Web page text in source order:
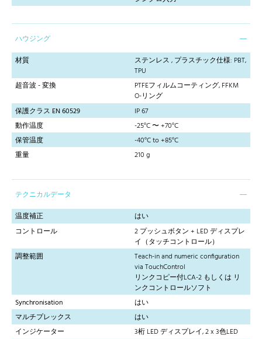
ハウジング
材質
ステンレス , プラスチック仕様: PBT,
TPU
超音波 - 変換
PTFEフィルムコーティング, FFKM
O-リング
保護クラス EN 60529
IP 67
動作温度
-25°C 〜 +70°C
保管温度
-40°C to +85°C
重量
210 g
テクニカルデータ
温度補正
はい
コントロール
2 プッシュボタン + LED ディスプレ
イ（タッチコントロール）
調整範囲
Teach-in and numeric configuration
via TouchControl
リンクコピー付LCA-2 もしくは リ
ンクコントロールソフト
Synchronisation
はい
マルチプレックス
はい
インジケーター
3桁 LED ディスプレイ, 2 x 3色LED